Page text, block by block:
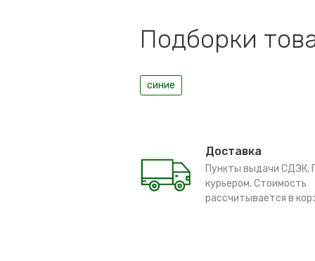
Подборки
синие
Доставка
Пункты выдачи СДЭК,
курьером. Стоимость
рассчитывается в